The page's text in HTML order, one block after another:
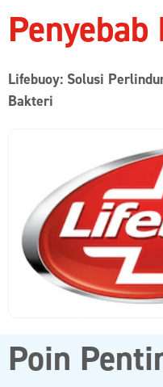
Lifebuoy: Solusi
Bakteri
Poin